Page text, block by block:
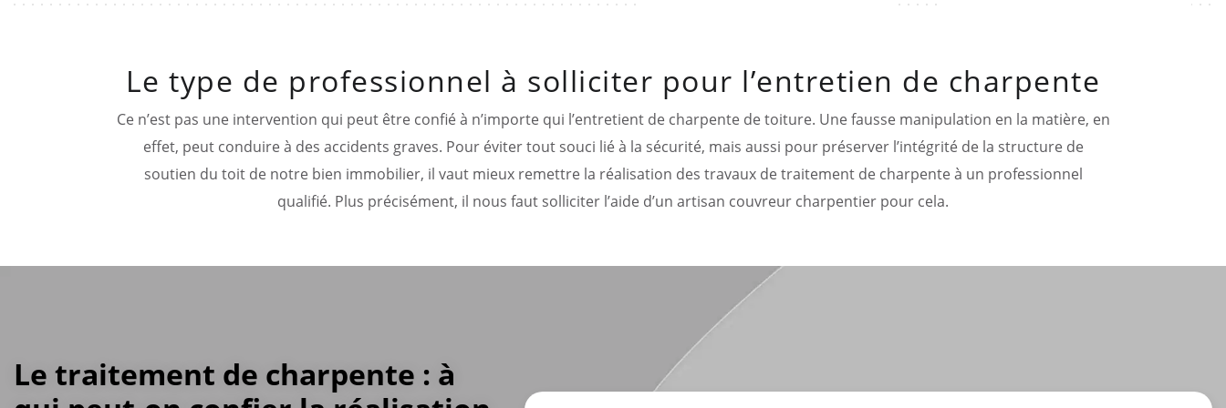
Le type de professionnel à solliciter pour l’entretien de charpente
Ce n’est pas une intervention qui peut être confié à n’importe qui l’entretient de charpente de toiture. Une fausse manipulation en la matière, en
effet, peut conduire à des accidents graves. Pour éviter tout souci lié à la sécurité, mais aussi pour préserver l’intégrité de la structure de
soutien du toit de notre bien immobilier, il vaut mieux remettre la réalisation des travaux de traitement de charpente à un professionnel
qualifié. Plus précisément, il nous faut solliciter l’aide d’un artisan couvreur charpentier pour cela.
Le traitement de charpente : à